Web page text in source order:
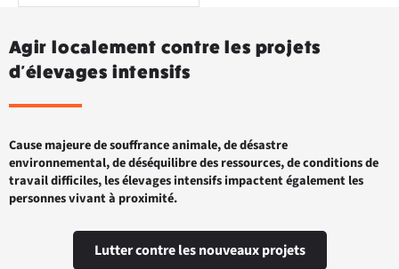
Agir localement contre les projets
d'élevages intensifs
Cause majeure de souffrance animale, de désastre
environnemental, de déséquilibre des ressources, de conditions de
travail difficiles, les élevages intensifs impactent également les
personnes vivant à proximité.
Lutter contre les nouveaux projets